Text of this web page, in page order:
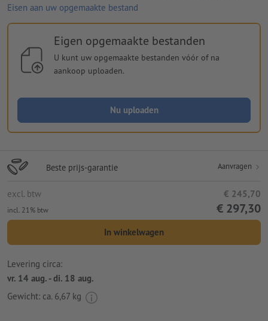
Eisen aan uw opgemaakte bestand
Eigen opgemaakte bestanden
U kunt uw opgemaakte bestanden vóór of na
aankoop uploaden.
Nu uploaden
Beste prijs-garantie Aanvragen
excl. btw € 245,70
incl. 21% btw € 297,30
In winkelwagen
Levering circa:
vr. 14 aug. - di. 18 aug.
Gewicht: ca. 6,67 kg